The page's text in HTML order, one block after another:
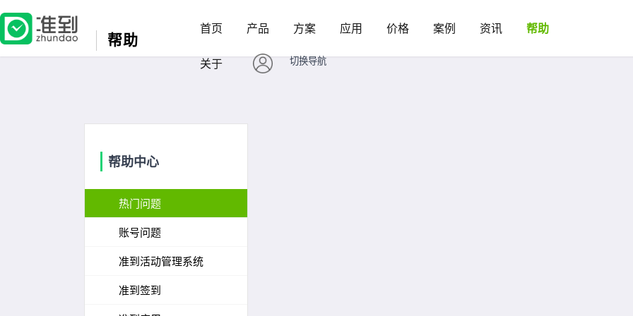
帮助
首页 产品 方案 应用 价格 案例 资讯 帮助
关于 切换导航
帮助中心
热门问题
账号问题
准到活动管理系统
准到签到